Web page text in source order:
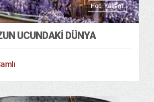
Hobi Yaşam
UCUNDAKİ DÜNYA